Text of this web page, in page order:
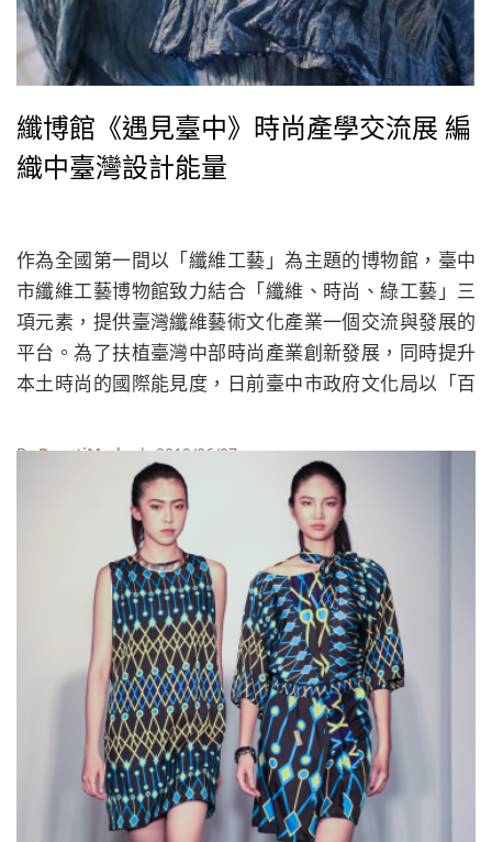
纖博館《遇見臺中》時尚產學交流展 編
織中臺灣設計能量
作為全國第一間以「纖維工藝」為主題的博物館，臺中
市纖維工藝博物館致力結合「纖維、時尚、綠工藝」三
項元素，提供臺灣纖維藝術文化產業一個交流與發展的
平台。為了扶植臺灣中部時尚產業創新發展，同時提升
本土時尚的國際能見度，日前臺中市政府文化局以「百
參與《遇見臺中-時尚產學交流展》，開啟新舊世代間的
ByBeautiMode| 2019/06/07